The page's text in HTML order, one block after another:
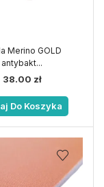
Merino GOLD
antybakt...
38.00 zł
Do Koszyka